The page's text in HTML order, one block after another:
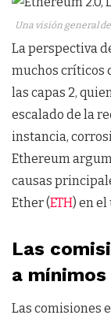
Una visión general
La perspectiva
muchos críticos
las capas 2,
escalado de la
instancia,
Ethereum
causas
Ether (ETH) en
Las
a
Las comisiones